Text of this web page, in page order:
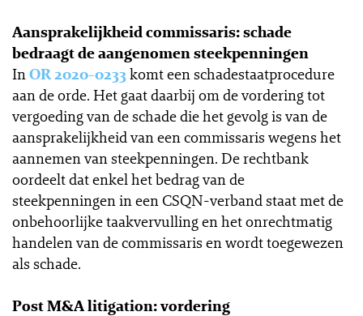
Aansprakelijkheid commissaris: schade
bedraagt de aangenomen steekpenningen
InOR 2020-0233komt een schadestaatprocedure
aan de orde. Het gaat daarbij om de vordering tot
vergoeding van de schade die het gevolg is van de
aansprakelijkheid van een commissaris wegens het
aannemen van steekpenningen. De rechtbank
oordeelt dat enkel het bedrag van de
steekpenningen in een CSQN-verband staat met de
onbehoorlijke taakvervulling en het onrechtmatig
handelen van de commissaris en wordt toegewezen
als schade.
Post M&A litigation: vordering